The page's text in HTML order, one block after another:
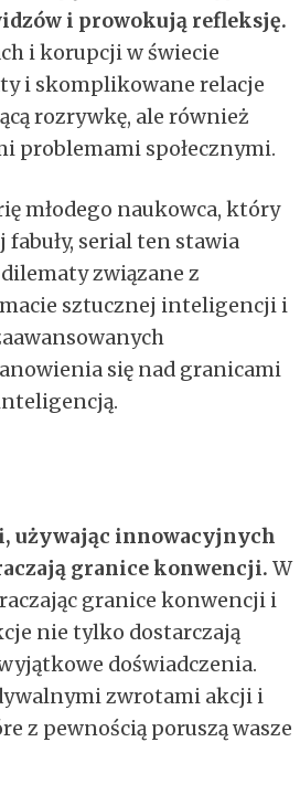
i prowokują refleksję.
i korupcji w świecie
i skomplikowane relacje
rozrywkę, ale również
problemami społecznymi.
młodego naukowca, który
serial ten stawia
związane z
sztucznej inteligencji i
się nad granicami
używając innowacyjnych
granice konwencji. W
granice konwencji i
nie tylko dostarczają
doświadczenia.
zwrotami akcji i
z pewnością poruszą wasze